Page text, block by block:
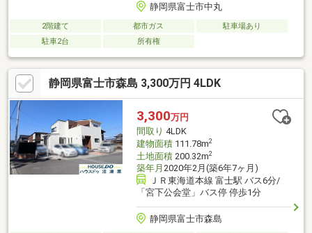
静岡県富士市中丸
2階建て 都市ガス
駐車場あり
駐車2台
所有権
静岡県富士市森島 3,300万円 4LDK
3,300万円
間取り 4LDK
建物面積111.78m2
土地面積200.32m2
築年月 2020年2月(築6年7ヶ月)
ＪＲ東海道本線 富士駅 バス6分/
「宮下公会堂」バス停 停歩1分
静岡県富士市森島